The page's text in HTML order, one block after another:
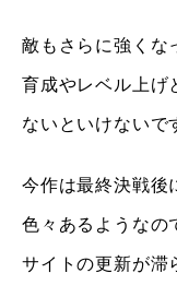
敵もさらに強くな
育成やレベル上げ
ないといけないで
今作は最終決戦後
色々あるようなの
サイトの更新が滞